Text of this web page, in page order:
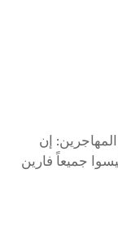
إن
جميعاً فارين